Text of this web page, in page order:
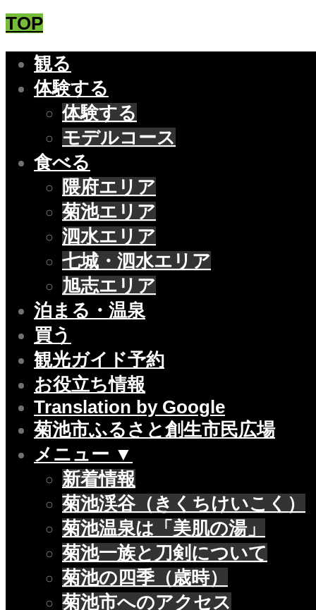
TOP
観る
体験する
体験する
モデルコース
食べる
隈府エリア
菊池エリア
泗水エリア
七城・泗水エリア
旭志エリア
泊まる・温泉
買う
観光ガイド予約
お役立ち情報
Translation by Google
菊池市ふるさと創生市民広場
メニュー ▼
新着情報
菊池渓谷（きくちけいこく）
菊池温泉は「美肌の湯」
菊池一族と刀剣について
菊池の四季（歳時）
菊池市へのアクセス